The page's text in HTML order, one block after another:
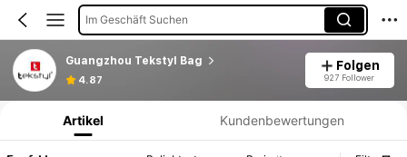
Im Geschäft Suchen
Guangzhou Tekstyl Bag
4.87
Folgen
927 Follower
Produktinformation: Preisangabe, Verkaufs- und Lagerbestandsdetails.
Artikel Kundenbewertungen